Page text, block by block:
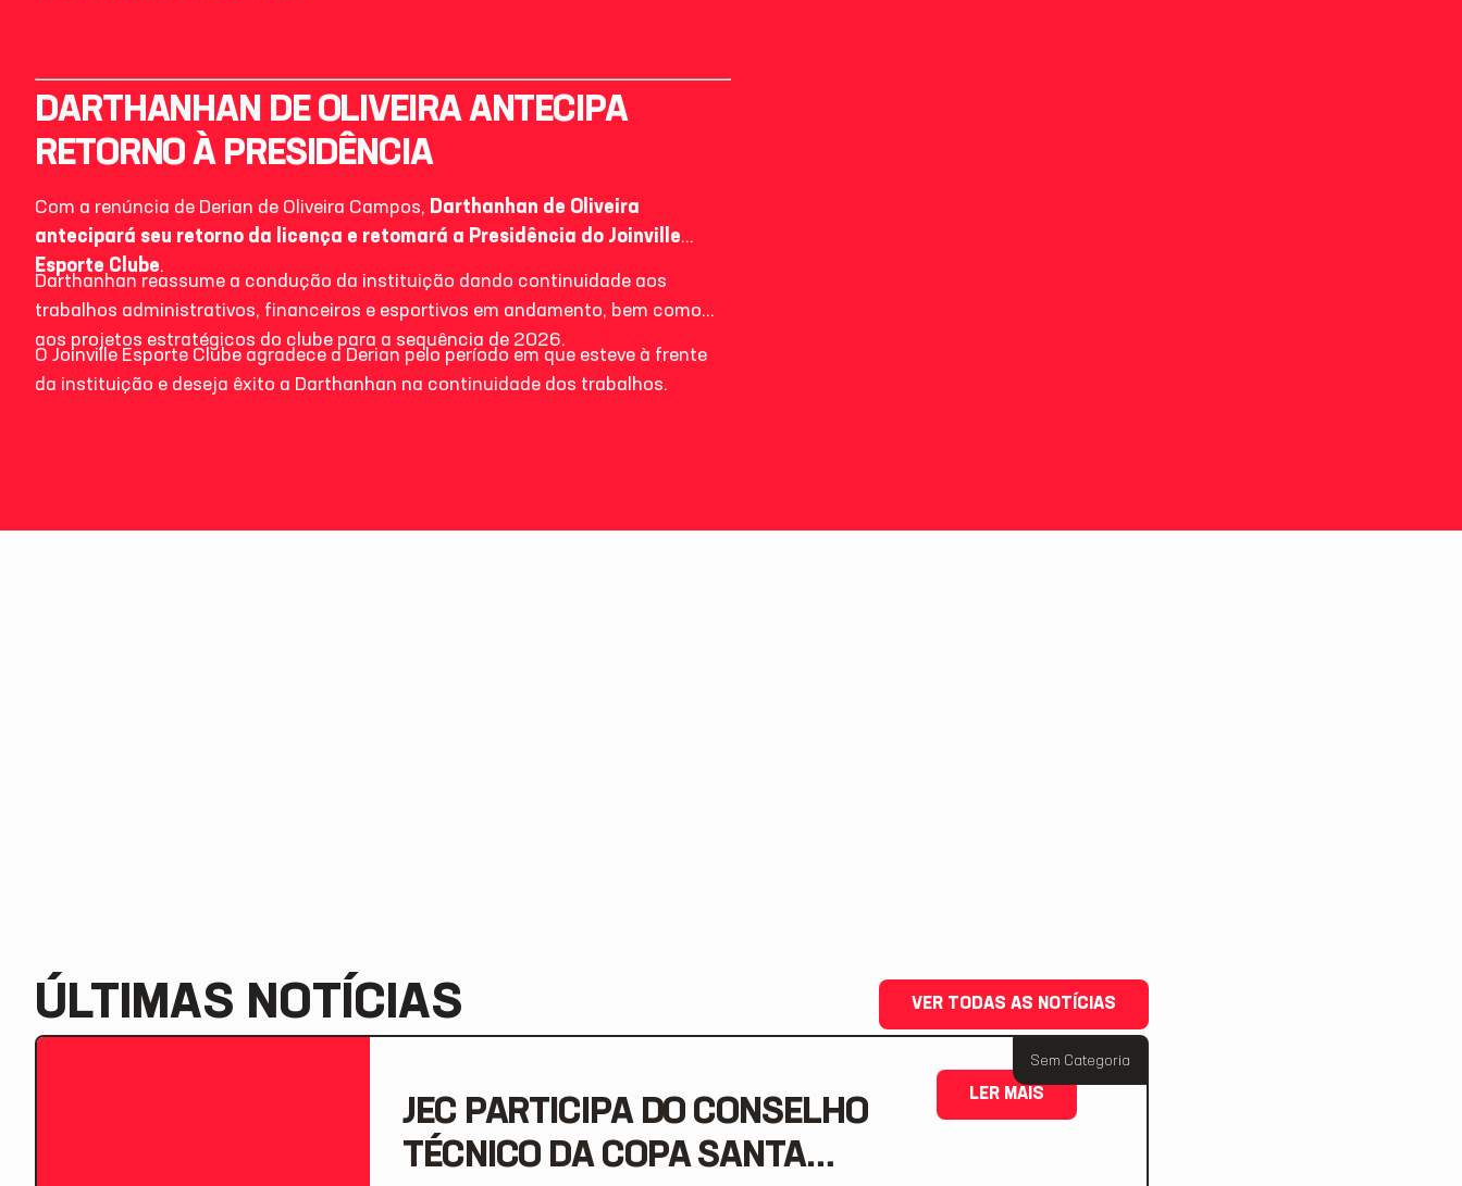
DARTHANHAN DE OLIVEIRA ANTECIPA
RETORNO À PRESIDÊNCIA
Com a renúncia de Derian de Oliveira Campos, Darthanhan de Oliveira
antecipará seu retorno da licença e retomará a Presidência do Joinville
Esporte Clube.
Darthanhan reassume a condução da instituição dando continuidade aos
trabalhos administrativos, financeiros e esportivos em andamento, bem como
aos projetos estratégicos do clube para a sequência de 2026.
O Joinville Esporte Clube agradece a Derian pelo período em que esteve à frente
da instituição e deseja êxito a Darthanhan na continuidade dos trabalhos.
ÚLTIMAS NOTÍCIAS VER TODAS AS NOTÍCIAS
Sem Categoria
JEC PARTICIPA DO CONSELHO
TÉCNICO DA COPA SANTA
LER MAIS